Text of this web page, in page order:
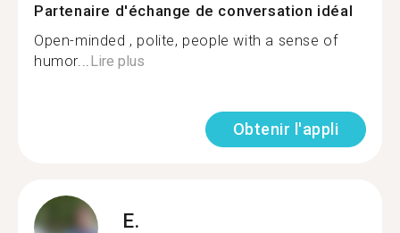
Partenaire d'échange de conversation idéal
Open-minded , polite, people with a sense of
humor... Lire plus
Obtenir l'appli
E.